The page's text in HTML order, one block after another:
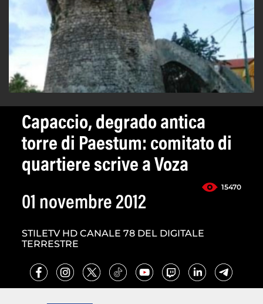
Capaccio, degrado antica
torre di Paestum: comitato di
quartiere scrive a Voza
15470
01 novembre 2012
STILETV HD CANALE 78 DEL DIGITALE
TERRESTRE